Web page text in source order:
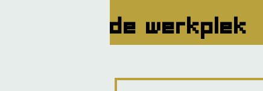
de werkplek